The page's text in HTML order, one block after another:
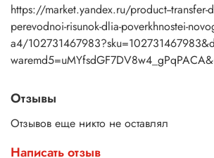
https://market.yandex.ru/product--transfer-
perevodnoi-risunok-dlia-poverkhnostei-
a4/
Отзывы
Отзывов еще никто не оставлял
Написать отзыв